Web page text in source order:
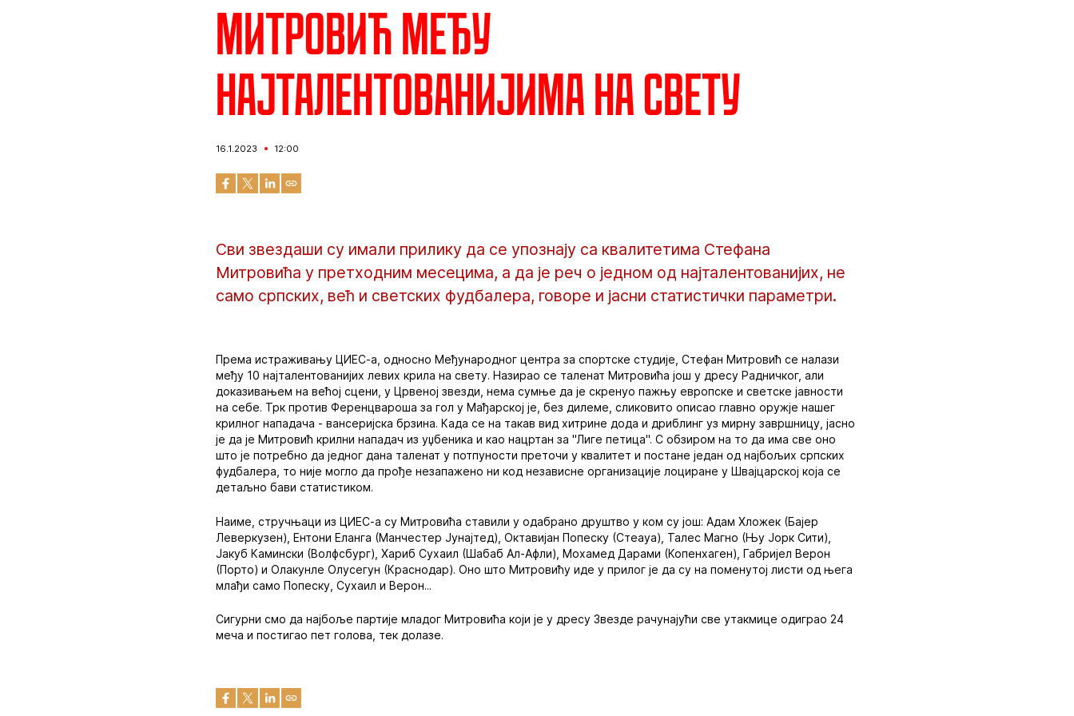
Митровић међу
најталентованијима на свету
16.1.2023 12:00
Сви звездаши су имали прилику да се упознају са квалитетима Стефана
Митровића у претходним месецима, а да је реч о једном од најталентованијих, не
само српских, већ и светских фудбалера, говоре и јасни статистички параметри.
Према истраживању ЦИЕС-а, односно Међународног центра за спортске студије, Стефан Митровић се налази
међу 10 најталентованијих левих крила на свету. Назирао се таленат Митровића још у дресу Радничког, али
доказивањем на већој сцени, у Црвеној звезди, нема сумње да је скренуо пажњу европске и светске јавности
на себе. Трк против Ференцвароша за гол у Мађарској је, без дилеме, сликовито описао главно оружје нашег
крилног нападача - вансеријска брзина. Када се на такав вид хитрине дода и дриблинг уз мирну завршницу, јасно
је да је Митровић крилни нападач из уџбеника и као нацртан за "Лиге петица". С обзиром на то да има све оно
што је потребно да једног дана таленат у потпуности преточи у квалитет и постане један од најбољих српских
фудбалера, то није могло да прође незапажено ни код независне организације лоциране у Швајцарској која се
детаљно бави статистиком.
Наиме, стручњаци из ЦИЕС-а су Митровића ставили у одабрано друштво у ком су још: Адам Хложек (Бајер
Леверкузен), Ентони Еланга (Манчестер Јунајтед), Октавијан Попеску (Стеауа), Талес Магно (Њу Јорк Сити),
Јакуб Камински (Волфсбург), Хариб Сухаил (Шабаб Ал-Афли), Мохамед Дарами (Копенхаген), Габријел Верон
(Порто) и Олакунле Олусегун (Краснодар). Оно што Митровићу иде у прилог је да су на поменутој листи од њега
млађи само Попеску, Сухаил и Верон...
Сигурни смо да најбоље партије младог Митровића који је у дресу Звезде рачунајући све утакмице одиграо 24
меча и постигао пет голова, тек долазе.